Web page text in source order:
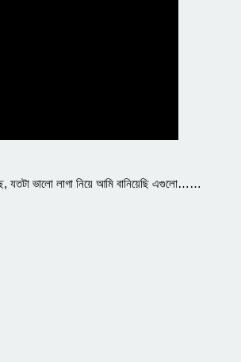
যতটা ভালো লাগা নিয়ে আমি বানিয়েছি এগুলো……